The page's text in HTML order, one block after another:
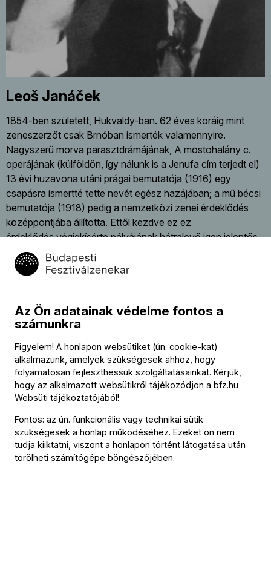
Leoš Janáček
1854-ben született, Hukvaldy-ban. 62 éves koráig mint
zeneszerzőt csak Brnóban ismerték valamennyire.
Nagyszerű morva parasztdrámájának, A mostohalány c.
operájának (külföldön, így nálunk is a Jenufa cím terjedt el)
13 évi huzavona utáni prágai bemutatója (1916) egy
csapásra ismertté tette nevét egész hazájában; a mű bécsi
bemutatója (1918) pedig a nemzetközi zenei érdeklődés
középpontjába állította. Ettől kezdve ez ez
érdeklődés végigkísérte pályájának hátralevő igen jelentős
tíz évét. Művészetének legfőbb forrása a rendkívül gazdag
morva népzene. Bár maga is gyűjtött, kiadott és
hanem szűkebb hazája zenéjének és beszédmódjának
sajátos lejtésében és a formálás mozaikszerű
zenében találta meg legtermészetesebben kifejezési
formáját. A modern opera egyik legnagyobb úttörője és
egyben mestere.
Kapcsolat
Az Ön adatainak védelme fontos a
számunkra
Figyelem! A honlapon websütiket (ún. cookie-kat)
alkalmazunk, amelyek szükségesek ahhoz, hogy
folyamatosan fejleszthessük szolgáltatásainkat. Kérjük,
hogy az alkalmazott websütikről tájékozódjon a bfz.hu
Websüti tájékoztatójából!
Fontos: az ún. funkcionális vagy technikai sütik
szükségesek a honlap működéséhez. Ezeket ön nem
tudja kiiktatni, viszont a honlapon történt látogatása után
törölheti számítógépe böngészőjében.